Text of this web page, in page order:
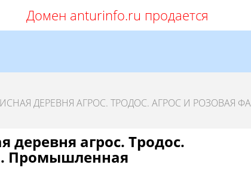
Домен anturinfo.ru продается
ДЕРЕВНЯ АГРОС. ТРОДОС. АГРОС И РОЗОВАЯ
деревня агрос. Тродос.
Промышленная